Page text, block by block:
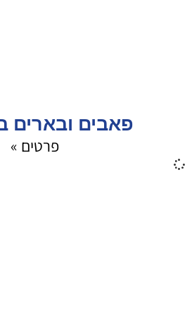
פאבים ובארים
פרטים »